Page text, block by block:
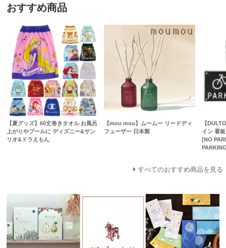
おすすめ商品
【夏グッズ】60丈巻きタオル お風呂
上がりやプールに ディズニー&サン
リオ&ドラえもん
【mou mou】ムームー リードディ
フューザー 日本製
【
イン 看
[NO
すべてのおすすめ商品を見る